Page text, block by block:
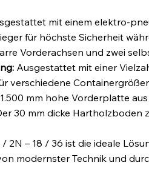
mit einem elektro-
für höchste Sicherheit
Vorderachsen und zwei
Ausgestattet mit einer
verschiedene
mm hohe Vorderplatte
30 mm dicke Hartholzboden
/ 2N – 18 / 36 ist die ideale
modernster Technik und